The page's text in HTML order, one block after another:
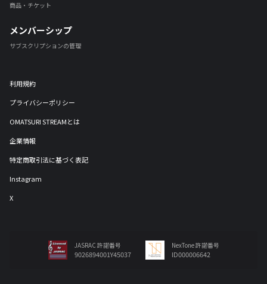
商品・チケット
メンバーシップ
サブスクリプションの管理
利用規約
プライバシーポリシー
OMATSURI STREAMとは
企業情報
特定商取引法に基づく表記
Instagram
X
JASRAC 許諾番号
9026894001Y45037
NexTone 許諾番号
ID000006642